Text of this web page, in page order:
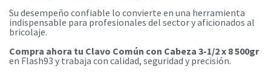
Su desempeño confiable lo convierte en una herramienta
indispensable para profesionales del sector y aficionados al
bricolaje.
Compra ahora tu Clavo Común con Cabeza 3-1/2 x 8 500gr
en Flash93 y trabaja con calidad, seguridad y precisión.